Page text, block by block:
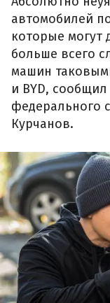
автомобилей
которые могут
больше всего
машин
и BYD,
федерального
Курчанов.